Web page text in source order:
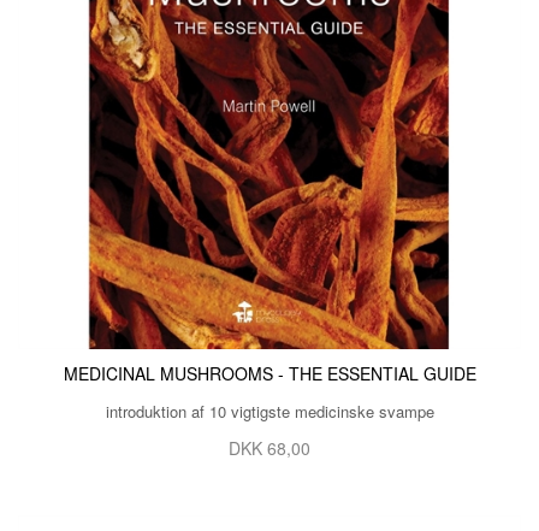
MEDICINAL MUSHROOMS - THE ESSENTIAL GUIDE
introduktion af 10 vigtigste medicinske svampe
DKK 68,00